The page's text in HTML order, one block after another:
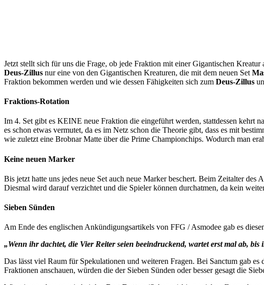
Jetzt stellt sich für uns die Frage, ob jede Fraktion mit einer Gigantischen
Deus-Zillus nur eine von den Gigantischen Kreaturen, die mit dem neuen Set
Fraktion bekommen werden und wie dessen Fähigkeiten sich zum Deus-Zillus
Fraktions-Rotation
Im 4. Set gibt es KEINE neue Fraktion die eingeführt werden, stattdessen kehrt
es schon etwas vermutet, da es im Netz schon die Theorie gibt, dass es mit
wie zuletzt eine Brobnar Matte über die Prime Championchips. Wodurch man
Keine neuen Marker
Bis jetzt hatte uns jedes neue Set auch neue Marker beschert. Beim Zeitalter
Diesmal wird darauf verzichtet und die Spieler können durchatmen, da kein
Sieben Sünden
Am Ende des englischen Ankündigungsartikels von FFG / Asmodee gab es
„Wenn ihr dachtet, die Vier Reiter seien beeindruckend, wartet erst mal ab, bis
Das lässt viel Raum für Spekulationen und weiteren Fragen. Bei Sanctum gab
Fraktionen anschauen, würden die der Sieben Sünden oder besser gesagt die